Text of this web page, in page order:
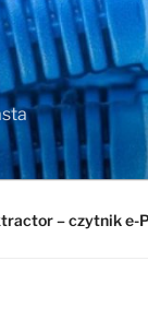
– czytnik e-